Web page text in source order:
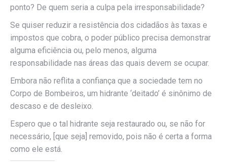
ponto? De quem seria a culpa pela irresponsabilidade?
Se quiser reduzir a resistência dos cidadãos às taxas e
impostos que cobra, o poder público precisa demonstrar
alguma eficiência ou, pelo menos, alguma
responsabilidade nas áreas das quais devem se ocupar.
Embora não reflita a confiança que a sociedade tem no
Corpo de Bombeiros, um hidrante ‘deitado’ é sinônimo de
descaso e de desleixo.
Espero que o tal hidrante seja restaurado ou, se não for
necessário, [que seja] removido, pois não é certa a forma
como ele está.